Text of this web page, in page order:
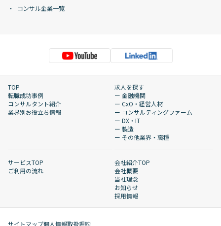
コンサル企業一覧
TOP
転職成功事例
コンサルタント紹介
業界別お役立ち情報
求人を探す
ー 金融機関
ー CxO・経営人材
ー コンサルティングファーム
ー DX・IT
ー 製造
ー その他業界・職種
サービスTOP
ご利用の流れ
会社紹介TOP
会社概要
当社理念
お知らせ
採用情報
サイトマップ個人情報取扱規約